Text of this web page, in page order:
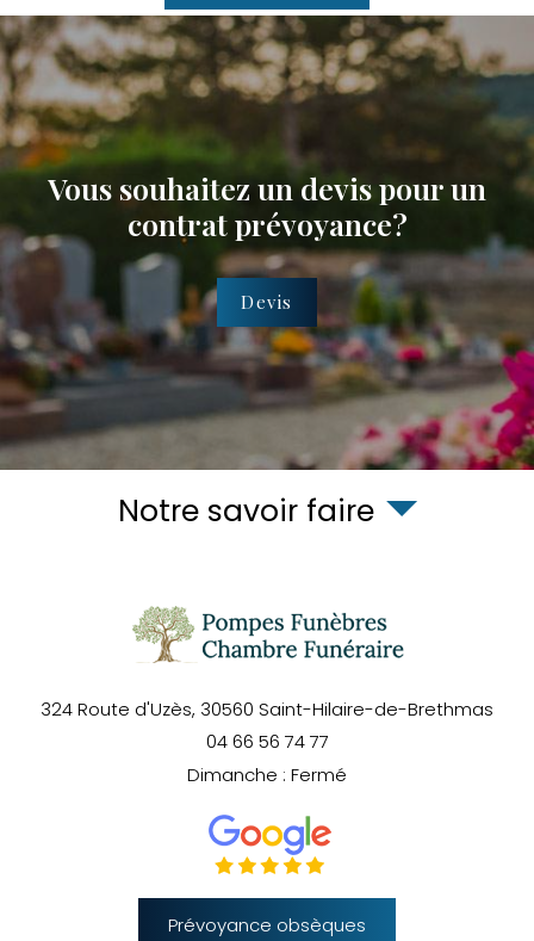
Vous souhaitez un devis pour un
contrat prévoyance?
Devis
Notre savoir faire
324 Route d'Uzès, 30560 Saint-Hilaire-de-Brethmas
04 66 56 74 77
Dimanche : Fermé
Prévoyance obsèques